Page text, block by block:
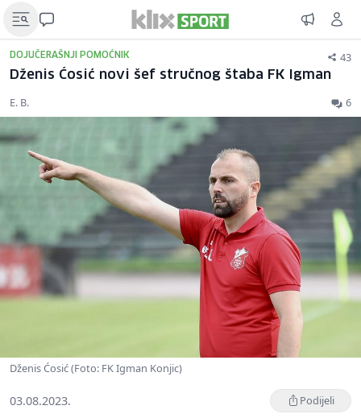
DOJUČERAŠNJI POMOĆNIK 43
Dženis Ćosić novi šef stručnog štaba FK Igman
E. B. 6
Dženis Ćosić (Foto: FK Igman Konjic)
03.08.2023. Podijeli